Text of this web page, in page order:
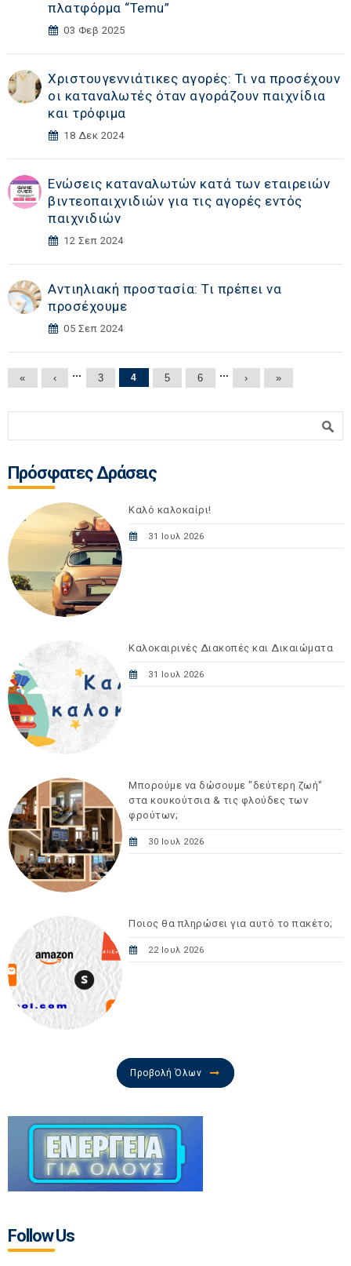
πλατφόρμα “Temu”
03 Φεβ 2025
Χριστουγεννιάτικες αγορές: Τι να προσέχουν
οι καταναλωτές όταν αγοράζουν παιχνίδια
και τρόφιμα
18 Δεκ 2024
Ενώσεις καταναλωτών κατά των εταιρειών
βιντεοπαιχνιδιών για τις αγορές εντός
παιχνιδιών
12 Σεπ 2024
Αντιηλιακή προστασία: Τι πρέπει να
προσέχουμε
05 Σεπ 2024
Σελίδες
« ‹ … 3 4 5 6 … › »
Πρόσφατες Δράσεις
Καλό καλοκαίρι!
31 Ιουλ 2026
Καλοκαιρινές Διακοπές και Δικαιώματα
31 Ιουλ 2026
Μπορούμε να δώσουμε "δεύτερη ζωή"
στα κουκούτσια & τις φλούδες των
φρούτων;
30 Ιουλ 2026
Ποιος θα πληρώσει για αυτό το πακέτο;
22 Ιουλ 2026
Προβολή Όλων
Follow Us